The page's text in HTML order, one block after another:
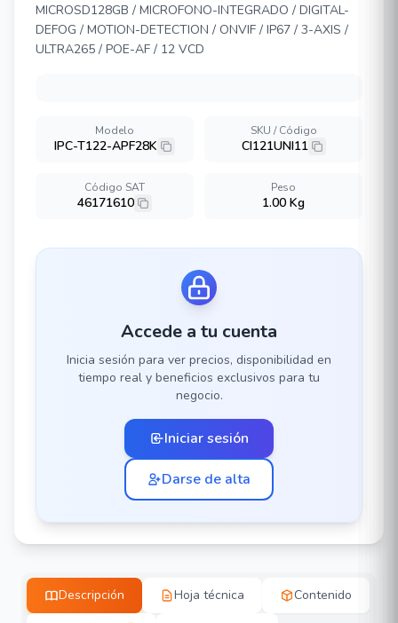
MICROSD128GB / MICROFONO-INTEGRADO / DIGITAL-
DEFOG / MOTION-DETECTION / ONVIF / IP67 / 3-AXIS /
ULTRA265 / POE-AF / 12 VCD
Modelo
IPC-T122-APF28K
SKU / Código
CI121UNI11
Código SAT
46171610
Peso
1.00 Kg
Accede a tu cuenta
Inicia sesión para ver precios, disponibilidad en
tiempo real y beneficios exclusivos para tu
negocio.
Iniciar sesión
Darse de alta
Descripción Hoja técnica Contenido